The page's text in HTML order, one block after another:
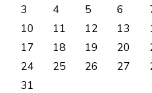
3
4 5 6
10
11 12 13
17
18 19 20
24
25 26 27
31